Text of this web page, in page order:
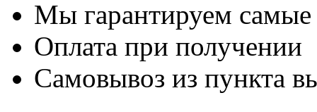
Мы гарантируем
Оплата при получении
Самовывоз из пункта